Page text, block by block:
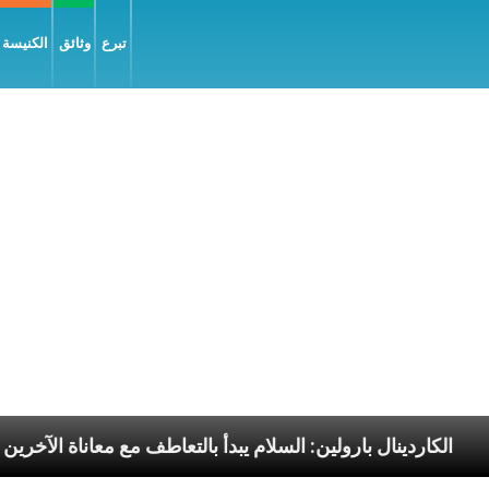
وثائق تبرع
الكاردينال بارولين: السلام يبدأ الرسوليّة